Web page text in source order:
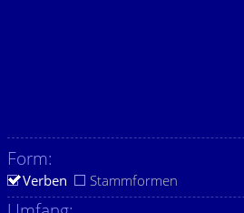
Form:
Verben Stammformen